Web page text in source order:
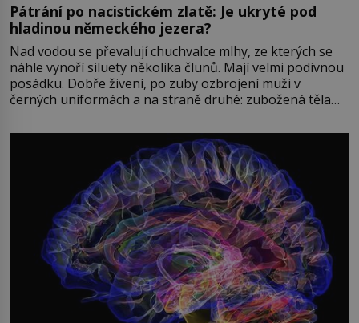
Pátrání po nacistickém zlatě: Je ukryté pod
hladinou německého jezera?
Nad vodou se převalují chuchvalce mlhy, ze kterých se
náhle vynoří siluety několika člunů. Mají velmi podivnou
posádku. Dobře živení, po zuby ozbrojení muži v
černých uniformách a na straně druhé: zubožená těla
přízračná scéna znamená? Je jaro roku 1945, druhá
světová válka se chýlí ke konci. Jezero Stolpsee